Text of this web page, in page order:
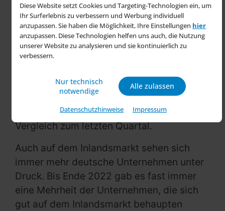
Diese Website setzt Cookies und Targeting-Technologien ein, um
Ihr Surferlebnis zu verbessern und Werbung individuell
anzupassen. Sie haben die Möglichkeit, Ihre Einstellungen hier
anzupassen. Diese Technologien helfen uns auch, die Nutzung
unserer Website zu analysieren und sie kontinuierlich zu
verbessern.
Nur technisch
notwendige
Alle zulassen
Datenschutzhinweise Impressum
Wettbewerbsposition gegenüber dem
vierten Quartal 2023 verschlechtert hat.
Ausnahmen bilden die Pharmaindustrie
sowie die Hersteller von Holzwaren (ohne
außerhalb der EU, meldeten alle Branchen
außer der Getränkeindustrie eine
schlechtere Wettbewerbsposition im
Vergleich zum letzten Quartal.
Auch auf dem Inlandsmarkt sehen sich
immer mehr deutsche Unternehmen unter
Druck. Bis Ende 2022 gab es fast immer
eine Mehrheit der Unternehmen, die sich
gut auf dem Inlandsmarkt behaupten